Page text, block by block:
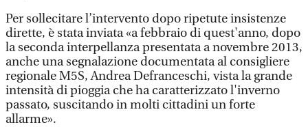
Per sollecitare l’intervento dopo ripetute insistenze
dirette, è stata inviata «a febbraio di quest'anno, dopo
la seconda interpellanza presentata a novembre 2013,
anche una segnalazione documentata al consigliere
regionale M5S, Andrea Defranceschi, vista la grande
intensità di pioggia che ha caratterizzato l'inverno
passato, suscitando in molti cittadini un forte
allarme».